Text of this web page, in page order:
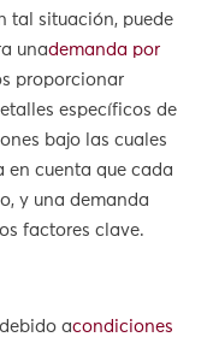
tal situación, puede
unademanda por
proporcionar
específicos de
bajo las cuales
en cuenta que cada
y una demanda
factores clave.
acondiciones